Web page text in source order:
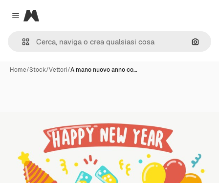
Close menu
Magnific
Cerca
Home/Stock/Vettori/A mano nuovo anno co…